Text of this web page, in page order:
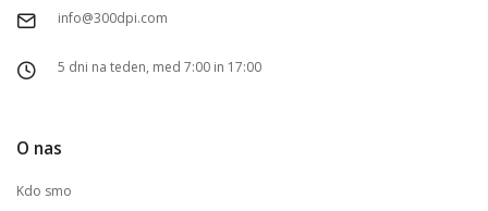
info@300dpi.com
5 dni na teden, med 7:00 in 17:00
O nas
Kdo smo